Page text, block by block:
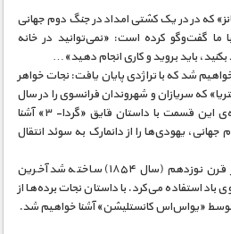
که در در یک کشتی امداد در جنگ دوم جهانی
ما گفت‌و‌گو کرده است: «نمی‌توانید در خانه
باید بروید و کاری انجام دهید»…
شد که با تراژدی پایان یافت: نجات خواهر
که سریازان و شهروندان فرانسوی را در سال
۱۹۴۰، نجات داده بود. در ادامه‌ی این قسمت با داستان قایق «گردا- ۳» آشنا
یهودی‌ها را از دانمارک به سوئد انتقال
«یو‌اس‌اس کانستلیشن» که در قرن نوزدهم (سال ۱۸۵۴) ساخته شد آخرین
باد استفاده می‌کرد. با داستان نجات برده‌ها از